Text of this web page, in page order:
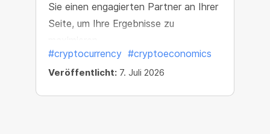
Sie einen engagierten Partner an Ihrer
Seite, um Ihre Ergebnisse zu
maximieren.
#cryptocurrency #cryptoeconomics
Veröffentlicht: 7. Juli 2026